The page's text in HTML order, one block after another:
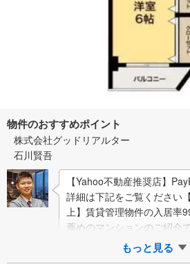
物件のおすすめポイント
株式会社グッドリアルター
石川賢吾
【Yahoo不動産推奨店】
詳細は下記をご覧ください
上】賃貸管理物件の入居率
薦めのマンションのご紹介
を購入する際、最大のリ…
もっと見る